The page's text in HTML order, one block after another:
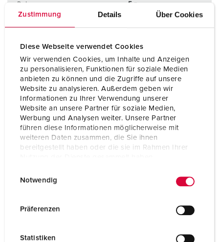
Zustimmung Details Über Cookies
Diese Webseite verwendet Cookies
Wir verwenden Cookies, um Inhalte und Anzeigen
zu personalisieren, Funktionen für soziale Medien
anbieten zu können und die Zugriffe auf unsere
Website zu analysieren. Außerdem geben wir
Informationen zu Ihrer Verwendung unserer
Website an unsere Partner für soziale Medien,
Werbung und Analysen weiter. Unsere Partner
führen diese Informationen möglicherweise mit
weiteren Daten zusammen, die Sie ihnen
bereitgestellt haben oder die sie im Rahmen Ihrer
Notwendig
Präferenzen
Statistiken
Poler 5 p
Tilkoblingsmåte skrukontakt
Kontakt
Kontaktenheter som
tåler høy varme
Kontakt X-CONTACT
NAAR HET PRODUCT